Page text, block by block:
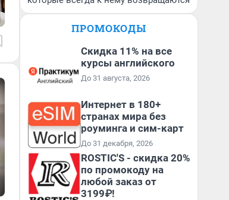
ПРОМОКОДЫ
Скидка 11% на все
курсы английского
До 31 августа, 2026
Интернет в 180+
странах мира без
роуминга и сим-карт
До 31 декабря, 2026
ROSTIC'S - скидка 20%
по промокоду на
любой заказ от
3199₽!